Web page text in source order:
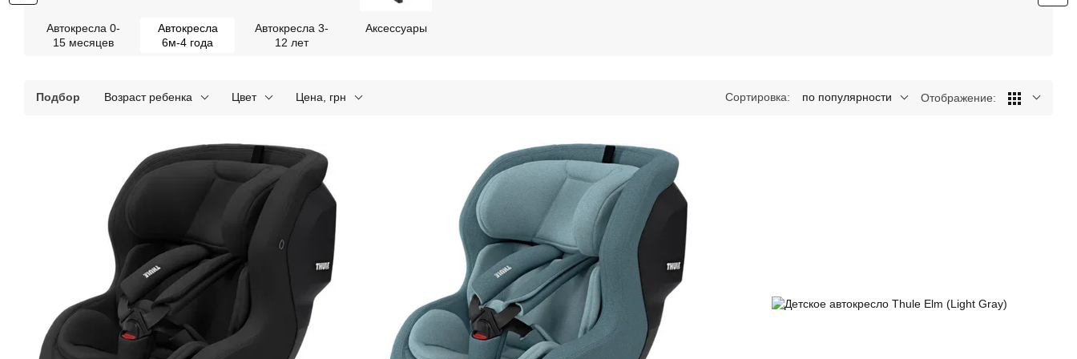
Автокресла 0-
15 месяцев
Автокресла
6м-4 года
Автокресла 3-
12 лет
Аксессуары
Подбор Возраст ребенка Цвет Цена, грн Сортировка: по популярности Отображение: